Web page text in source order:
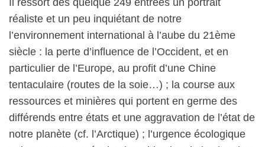
Il ressort des quelque 249 entrées un portrait
réaliste et un peu inquiétant de notre
l’environnement international à l’aube du 21ème
siècle : la perte d’influence de l’Occident, et en
particulier de l’Europe, au profit d’une Chine
tentaculaire (routes de la soie…) ; la course aux
ressources et minières qui portent en germe des
différends entre états et une aggravation de l’état de
notre planète (cf. l’Arctique) ; l’urgence écologique